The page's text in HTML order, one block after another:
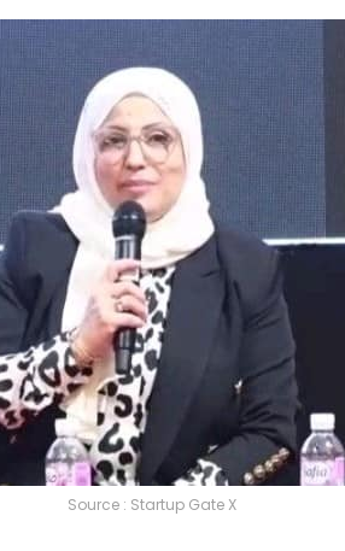
Source : Startup Gate X